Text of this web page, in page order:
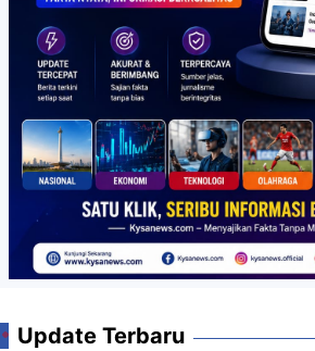
Update Terbaru